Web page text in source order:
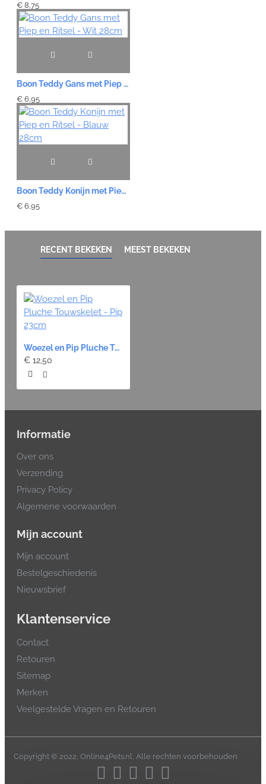
€ 8,75
Boon Teddy Gans met Piep en Ritsel - Wit 28cm
€ 6,95
Boon Teddy Konijn met Piep en Ritsel - Blauw 28cm
€ 6,95
RECENT BEKEKEN MEEST BEKEKEN
Woezel en Pip Pluche Touwskelet - Pip 23cm
€ 12,50
Informatie
Over ons
Verzending
Privacy Policy
Algemene voorwaarden
Mijn account
Mijn account
Bestelgeschiedenis
Nieuwsbrief
Klantenservice
Contact
Retouren
Sitemap
Merken
Veelgestelde Vragen en Retouren
Copyright © 2022, Online4Pets.nl, Alle rechten voorbehouden